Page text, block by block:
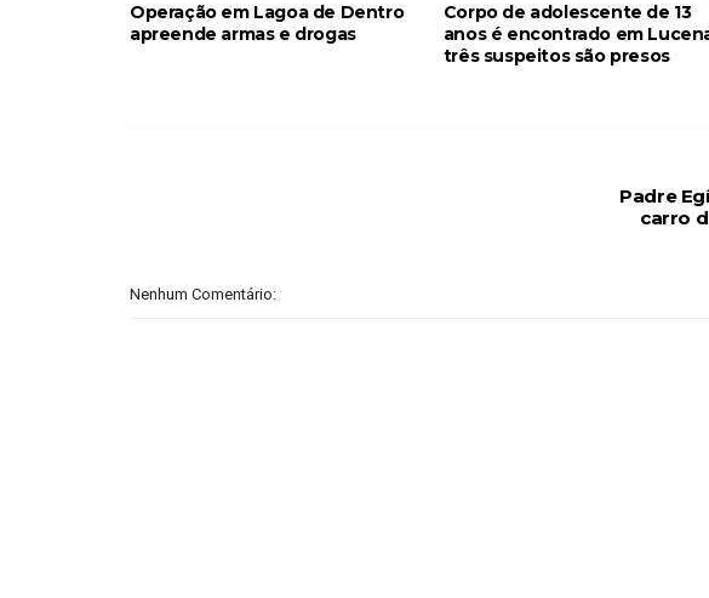
Operação em Lagoa de Dentro
apreende armas e drogas
Corpo de adolescente de 13
anos é encontrado em
três suspeitos são presos
Padre
carro
Nenhum Comentário: